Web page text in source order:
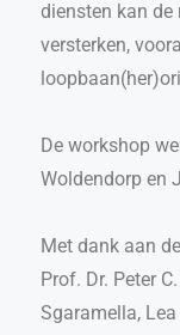
diensten kan de
versterken,
De workshop
Woldendorp en
Met dank aan
Prof. Dr. Peter
Sgaramella, Lea